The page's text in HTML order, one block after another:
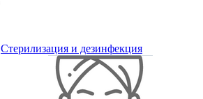
Стерилизация и дезинфекция